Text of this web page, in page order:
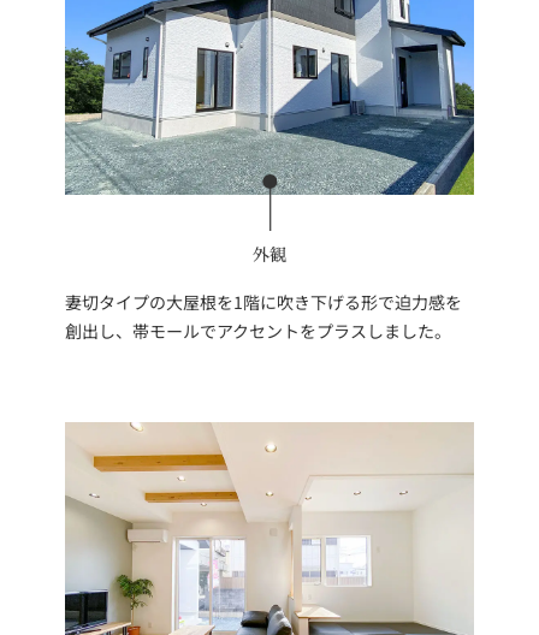
外観
妻切タイプの大屋根を1階に吹き下げる形で迫力感を
創出し、帯モールでアクセントをプラスしました。